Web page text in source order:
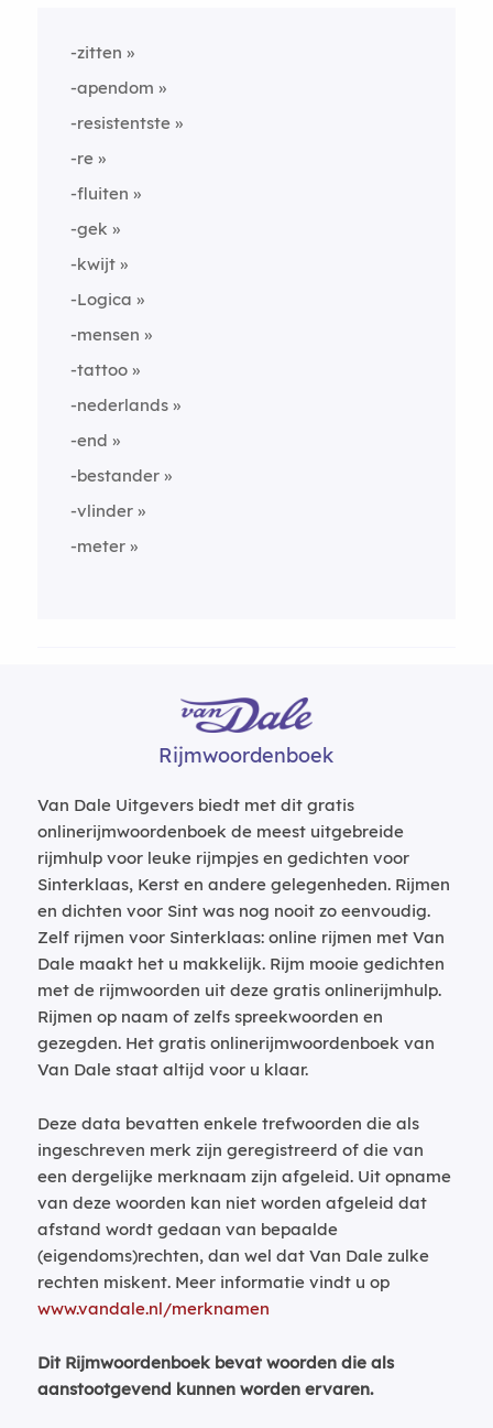
-zitten
-apendom
-resistentste
-re
-fluiten
-gek
-kwijt
-Logica
-mensen
-tattoo
-nederlands
-end
-bestander
-vlinder
-meter
Rijmwoordenboek
Van Dale Uitgevers biedt met dit gratis
onlinerijmwoordenboek de meest uitgebreide
rijmhulp voor leuke rijmpjes en gedichten voor
Sinterklaas, Kerst en andere gelegenheden. Rijmen
en dichten voor Sint was nog nooit zo eenvoudig.
Zelf rijmen voor Sinterklaas: online rijmen met Van
Dale maakt het u makkelijk. Rijm mooie gedichten
met de rijmwoorden uit deze gratis onlinerijmhulp.
Rijmen op naam of zelfs spreekwoorden en
gezegden. Het gratis onlinerijmwoordenboek van
Van Dale staat altijd voor u klaar.
Deze data bevatten enkele trefwoorden die als
ingeschreven merk zijn geregistreerd of die van
een dergelijke merknaam zijn afgeleid. Uit opname
van deze woorden kan niet worden afgeleid dat
afstand wordt gedaan van bepaalde
(eigendoms)rechten, dan wel dat Van Dale zulke
rechten miskent. Meer informatie vindt u op
www.vandale.nl/merknamen
Dit Rijmwoordenboek bevat woorden die als
aanstootgevend kunnen worden ervaren.